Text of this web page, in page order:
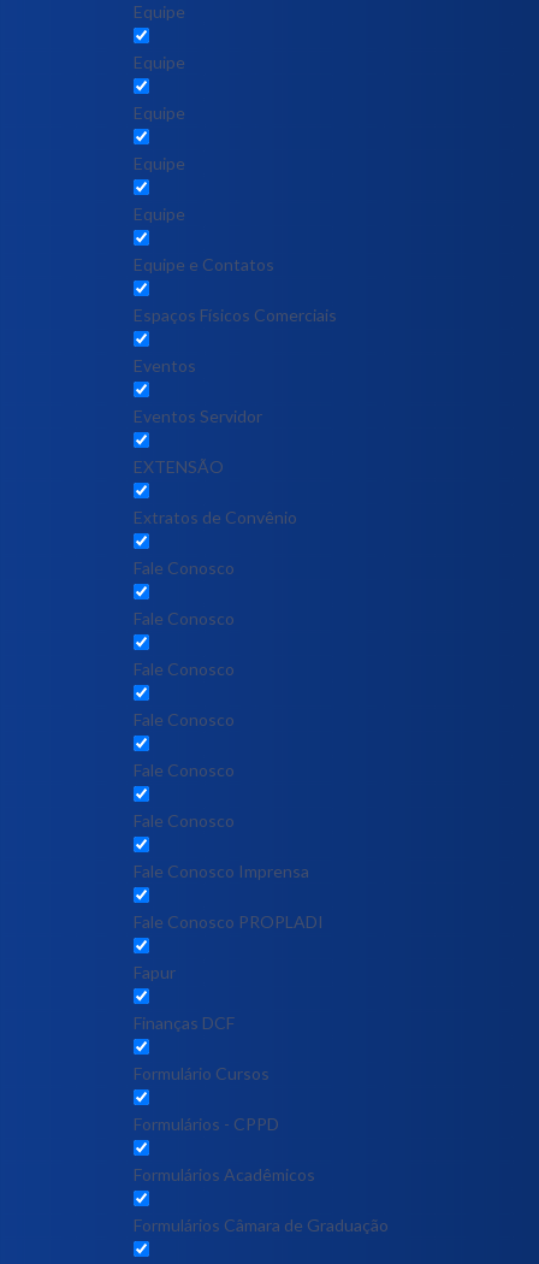
Equipe
Equipe
Equipe
Equipe
Equipe
Equipe e Contatos
Espaços Físicos Comerciais
Eventos
Eventos Servidor
EXTENSÃO
Extratos de Convênio
Fale Conosco
Fale Conosco
Fale Conosco
Fale Conosco
Fale Conosco
Fale Conosco
Fale Conosco Imprensa
Fale Conosco PROPLADI
Fapur
Finanças DCF
Formulário Cursos
Formulários - CPPD
Formulários Acadêmicos
Formulários Câmara de Graduação